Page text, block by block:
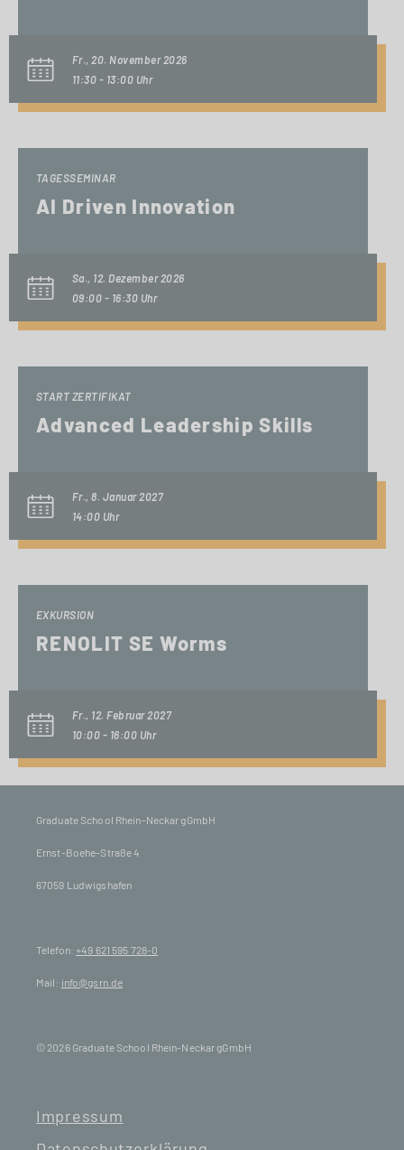
Fr., 20. November 2026
11:30 - 13:00 Uhr
TAGESSEMINAR
AI Driven Innovation
Sa., 12. Dezember 2026
09:00 - 16:30 Uhr
START ZERTIFIKAT
Advanced Leadership Skills
Fr., 8. Januar 2027
14:00 Uhr
EXKURSION
RENOLIT SE Worms
Fr., 12. Februar 2027
10:00 - 16:00 Uhr
Graduate School Rhein-Neckar gGmbH
Ernst-Boehe-Straße 4
67059 Ludwigshafen
Telefon:+49 621 595 728-0
Mail: info@gsrn.de
© 2026 Graduate School Rhein-Neckar gGmbH
Impressum